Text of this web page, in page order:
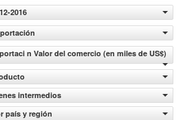
2016
n Valor del comercio (en miles de US$)
intermedios
país y región